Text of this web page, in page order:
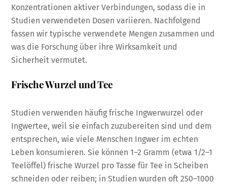
Konzentrationen aktiver Verbindungen, sodass die in
Studien verwendeten Dosen variieren. Nachfolgend
fassen wir typische verwendete Mengen zusammen und
was die Forschung über ihre Wirksamkeit und
Sicherheit vermutet.
Frische Wurzel und Tee
Studien verwenden häufig frische Ingwerwurzel oder
Ingwertee, weil sie einfach zuzubereiten sind und dem
entsprechen, wie viele Menschen Ingwer im echten
Leben konsumieren. Sie können 1–2 Gramm (etwa 1/2–1
Teelöffel) frische Wurzel pro Tasse für Tee in Scheiben
schneiden oder reiben; in Studien wurden oft 250–1000